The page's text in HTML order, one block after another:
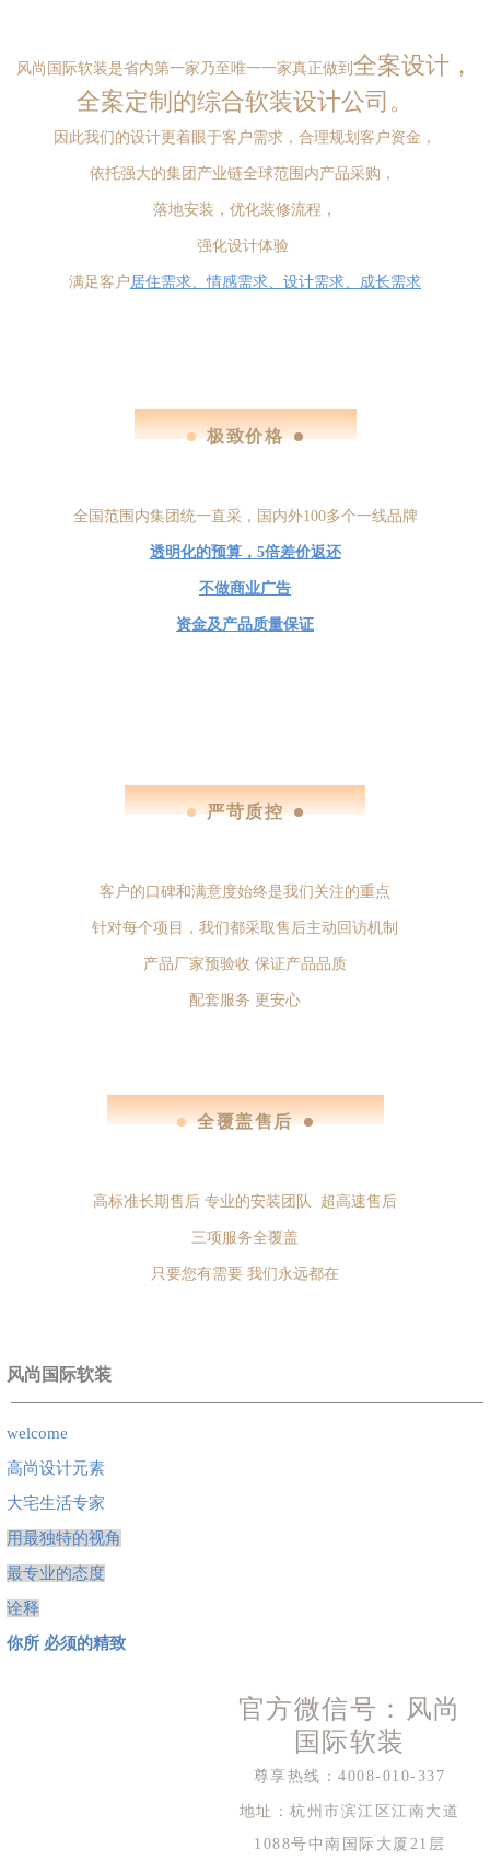
风尚国际软装是省内第一家乃至唯一一家真正做到 全案设计，
全案定制的综合软装设计公司。
因此我们的设计更着眼于客户需求，合理规划客户资金，
依托强大的集团产业链全球范围内产品采购，
落地安装，优化装修流程，
强化设计体验
满足客户居住需求、情感需求、设计需求、成长需求
price transparency
极致价格
全国范围内集团统一直采， 国内外100多个一线品牌
透明化的预算，5倍差价返还
不做商业广告
资金及产品质量保证
strict quality control
严苛质控
客户的口碑和满意度始终是我们关注的重点
针对每个项目，我们都采取售后主动回访机制
产品厂家预验收 保证产品品质
配套服务 更安心
full coverage after-sales
全覆盖售后
高标准长期售后 专业的安装团队 超高速售后
三项服务全覆盖
只要您有需要 我们永远都在
风尚国际软装
welcome
高尚设计元素
大宅生活专家
用最独特的视角
最专业的态度
诠释
你所 必须的精致
官方微信号：风尚
国际软装
尊享热线：4008-010-337
地址：杭州市滨江区江南大道
1088号中南国际大厦21层